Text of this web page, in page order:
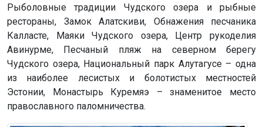
Рыболовные традиции Чудского озера и рыбные
рестораны, Замок Алатскиви, Обнажения песчаника
Калласте, Маяки Чудского озера, Центр рукоделия
Авинурме, Песчаный пляж на северном берегу
Чудского озера, Национальный парк Алутагусе – одна
из наиболее лесистых и болотистых местностей
Эстонии, Монастырь Куремяэ – знаменитое место
православного паломничества.